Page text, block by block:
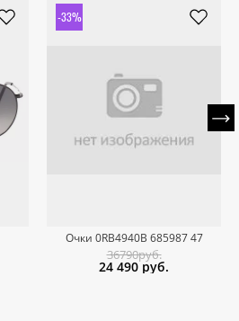
-33%
Очки 0RB4940B 685987 47
36790руб.
24 490 руб.